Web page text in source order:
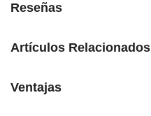
Reseñas
Artículos Relacionados
Ventajas